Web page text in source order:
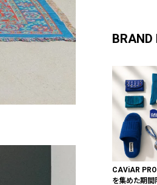
BRAND
CAViAR
を集めた期間